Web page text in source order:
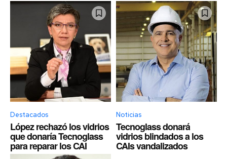
Destacados
López rechazó los vidrios
que donaría Tecnoglass
para reparar los CAI
Noticias
Tecnoglass donará
vidrios blindados a los
CAIs vandalizados